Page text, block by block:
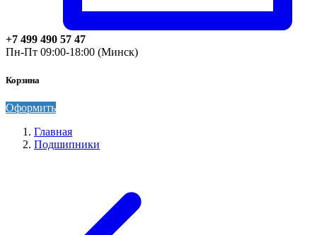
+7 499 490 57 47
Пн-Пт 09:00-18:00 (Минск)
Корзина
Оформить
Главная
Подшипники